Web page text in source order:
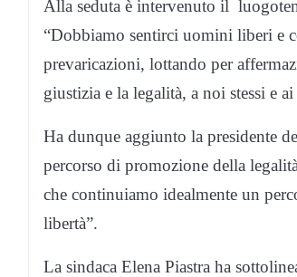
Alla seduta è intervenuto il
“Dobbiamo sentirci uomini liberi e
prevaricazioni, lottando per
giustizia e la legalità, a noi stessi e
Ha dunque aggiunto la presidente
percorso di promozione della
che continuiamo idealmente un
libertà”.
La sindaca Elena Piastra ha